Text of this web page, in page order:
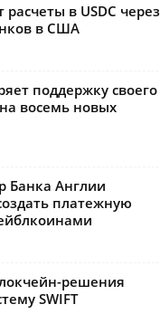
в USDC через
в США
поддержку своего
восемь новых
Банка Англии
платежную
решения
SWIFT